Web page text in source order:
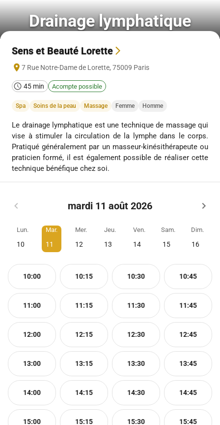
Drainage lymphatique
Sens et Beauté Lorette
7 Rue Notre-Dame de Lorette, 75009 Paris
45 min Acompte possible
Spa Soins de la peau Massage Femme Homme
Le drainage lymphatique est une technique de massage qui
vise à stimuler la circulation de la lymphe dans le corps.
Pratiqué généralement par un masseur-kinésithérapeute ou
praticien formé, il est également possible de réaliser cette
technique bénéfique chez soi.
mardi 11 août 2026
Lun.
10
Mar.
11
Mer.
12
Jeu.
13
Ven.
14
Sam.
15
Dim.
16
10:00 10:15 10:30 10:45
11:00 11:15 11:30 11:45
12:00 12:15 12:30 12:45
13:00 13:15 13:30 13:45
14:00 14:15 14:30 14:45
15:00 15:15 15:30 15:45